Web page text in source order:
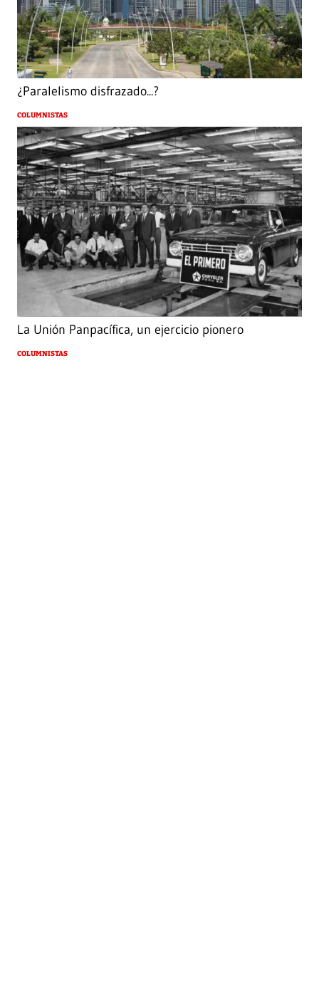
¿Paralelismo disfrazado...?
COLUMNISTAS
La Unión Panpacífica, un ejercicio pionero
COLUMNISTAS